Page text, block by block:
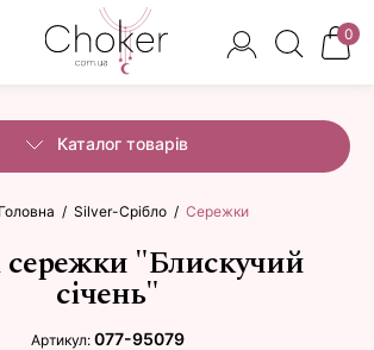
0
Каталог товарів
Головна / Silver-Срібло / Сережки
сережки "Блискучий
січень"
Артикул: 077-95079